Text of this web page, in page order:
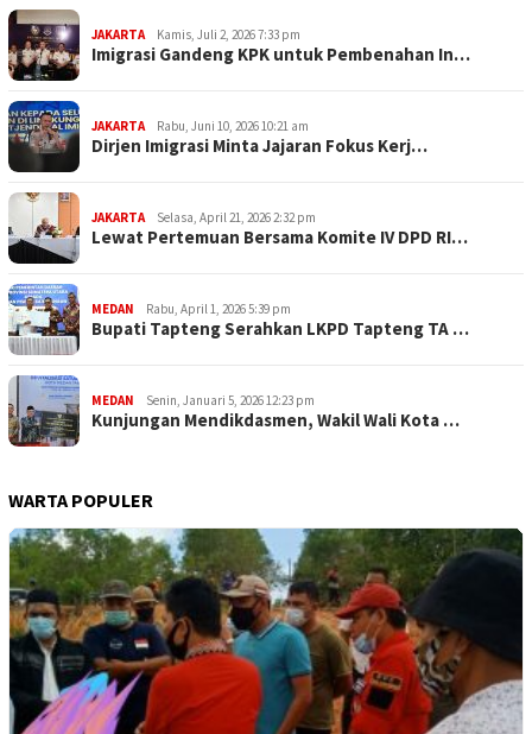
JAKARTA Kamis, Juli 2, 2026 7:33 pm
Imigrasi Gandeng KPK untuk Pembenahan In…
JAKARTA Rabu, Juni 10, 2026 10:21 am
Dirjen Imigrasi Minta Jajaran Fokus Kerj…
JAKARTA Selasa, April 21, 2026 2:32 pm
Lewat Pertemuan Bersama Komite IV DPD RI…
MEDAN Rabu, April 1, 2026 5:39 pm
Bupati Tapteng Serahkan LKPD Tapteng TA …
MEDAN Senin, Januari 5, 2026 12:23 pm
Kunjungan Mendikdasmen, Wakil Wali Kota …
WARTA POPULER